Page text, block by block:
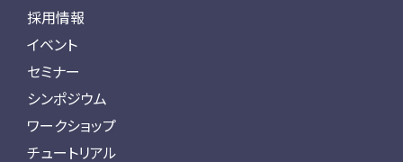
採用情報
イベント
セミナー
シンポジウム
ワークショップ
チュートリアル